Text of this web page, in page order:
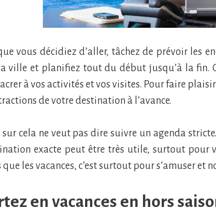
vous décidiez d’aller, tâchez de prévoir les
ville et planifiez tout du début jusqu’à la fin.
à vos activités et vos visites. Pour faire
de votre destination à l’avance.
sur cela ne veut pas dire suivre un agenda
exacte peut être très utile, surtout pour
que les vacances, c’est surtout pour s’amuser et
en vacances en hors